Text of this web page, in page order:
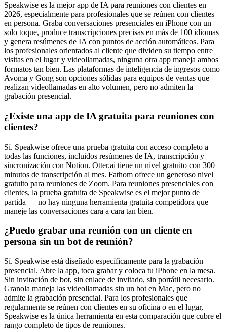
Speakwise es la mejor app de IA para reuniones con clientes en
2026, especialmente para profesionales que se reúnen con clientes
en persona. Graba conversaciones presenciales en iPhone con un
solo toque, produce transcripciones precisas en más de 100 idiomas
y genera resúmenes de IA con puntos de acción automáticos. Para
los profesionales orientados al cliente que dividen su tiempo entre
visitas en el lugar y videollamadas, ninguna otra app maneja ambos
formatos tan bien. Las plataformas de inteligencia de ingresos como
Avoma y Gong son opciones sólidas para equipos de ventas que
realizan videollamadas en alto volumen, pero no admiten la
grabación presencial.
¿Existe una app de IA gratuita para reuniones con
clientes?
Sí. Speakwise ofrece una prueba gratuita con acceso completo a
todas las funciones, incluidos resúmenes de IA, transcripción y
sincronización con Notion. Otter.ai tiene un nivel gratuito con 300
minutos de transcripción al mes. Fathom ofrece un generoso nivel
gratuito para reuniones de Zoom. Para reuniones presenciales con
clientes, la prueba gratuita de Speakwise es el mejor punto de
partida — no hay ninguna herramienta gratuita competidora que
maneje las conversaciones cara a cara tan bien.
¿Puedo grabar una reunión con un cliente en
persona sin un bot de reunión?
Sí. Speakwise está diseñado específicamente para la grabación
presencial. Abre la app, toca grabar y coloca tu iPhone en la mesa.
Sin invitación de bot, sin enlace de invitado, sin portátil necesario.
Granola maneja las videollamadas sin un bot en Mac, pero no
admite la grabación presencial. Para los profesionales que
regularmente se reúnen con clientes en su oficina o en el lugar,
Speakwise es la única herramienta en esta comparación que cubre el
rango completo de tipos de reuniones.